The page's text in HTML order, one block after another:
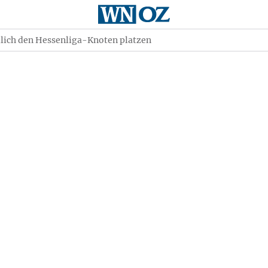
den Hessenliga-Knoten platzen